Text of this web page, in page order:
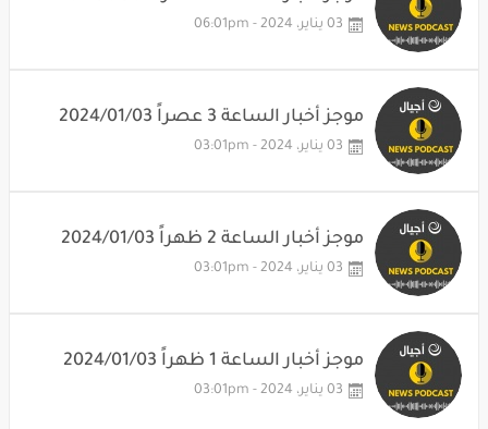
03 يناير، 2024 - 06:01pm
موجز أخبار الساعة 3 عصراً 2024/01/03
03 يناير، 2024 - 03:01pm
موجز أخبار الساعة 2 ظهراً 2024/01/03
03 يناير، 2024 - 03:01pm
موجز أخبار الساعة 1 ظهراً 2024/01/03
03 يناير، 2024 - 03:01pm